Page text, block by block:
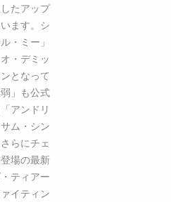
たアップ
ます。シ
・ミー」
・デミッ
となって
」も公式
アンドリ
ム・シン
らにチェ
場の最新
ティアー
イティン